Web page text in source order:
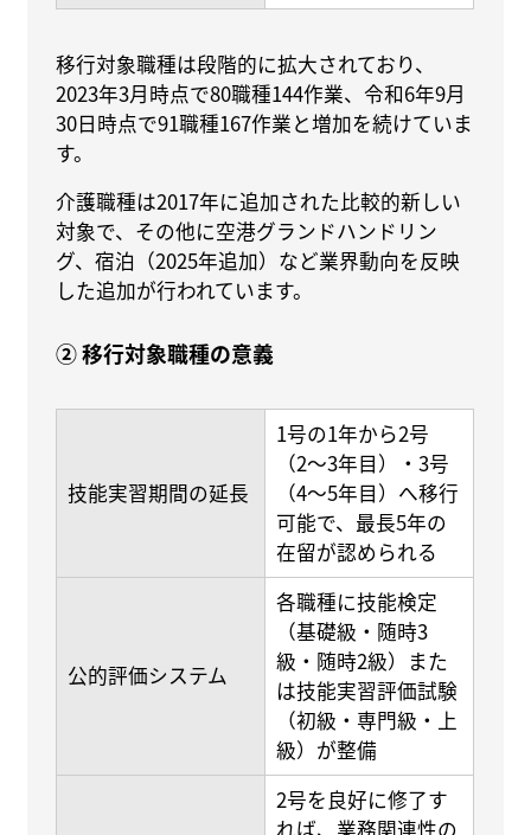
移行対象職種は段階的に拡大されており、
2023年3月時点で80職種144作業、令和6年9月
30日時点で91職種167作業と増加を続けていま
す。
介護職種は2017年に追加された比較的新しい
対象で、その他に空港グランドハンドリン
グ、宿泊（2025年追加）など業界動向を反映
した追加が行われています。
② 移行対象職種の意義
技能実習期間の延長
1号の1年から2号
（2〜3年目）・3号
（4〜5年目）へ移行
可能で、最長5年の
在留が認められる
公的評価システム
各職種に技能検定
（基礎級・随時3
級・随時2級）また
は技能実習評価試験
（初級・専門級・上
級）が整備
2号を良好に修了す
れば、業務関連性の